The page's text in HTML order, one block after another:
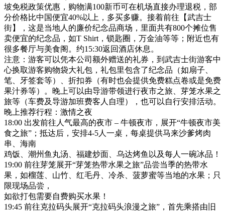
坡免税政策优惠，购物满100新币可在机场直接办理退税，部
分价格比中国便宜40%以上，多买多赚。接着前往【武吉士
街】，这是当地人的廉价纪念品商场，里面共有800个摊位售
卖便宜的纪念品，如T Shirt，锁匙圈，万金油等等；附近也有
很多餐厅与美食阁。约15:30返回酒店休息。
注意：游客可以凭本公司额外赠送的礼券，到武吉士街游客中
心换取游客购物袋大礼包，礼包里包含了纪念品（如扇子、
笔、牙签套等）、折扣券（有时也会提供免费糕点卷或是免费
果汁券等）。晚上可以由导游带领进行夜市之旅、芽笼水果之
旅等（车费及导游加班费客人自理），也可以自行安排活动。
晚上推荐行程：激情之夜
18:00 出发前往人气最高的夜市 – 牛顿夜市，展开“牛顿夜市美
食之旅”；抵达后，安排4-5人一桌，每桌提供马来沙爹烤肉
串、海南
鸡饭、潮州鱼丸汤、福建炒面、乌达烤鱼以及每人一碗冰品！
19:00 前往芽笼展开“芽笼热带水果之旅”品尝当季的热带水
果，如榴莲、山竹、红毛丹、冷杀、菠萝蜜等当地的水果；只
限现场品尝，
如欲打包需要自费购买水果！
19:45 前往克拉码头展开“克拉码头浪漫之旅”，首先乘搭由旧